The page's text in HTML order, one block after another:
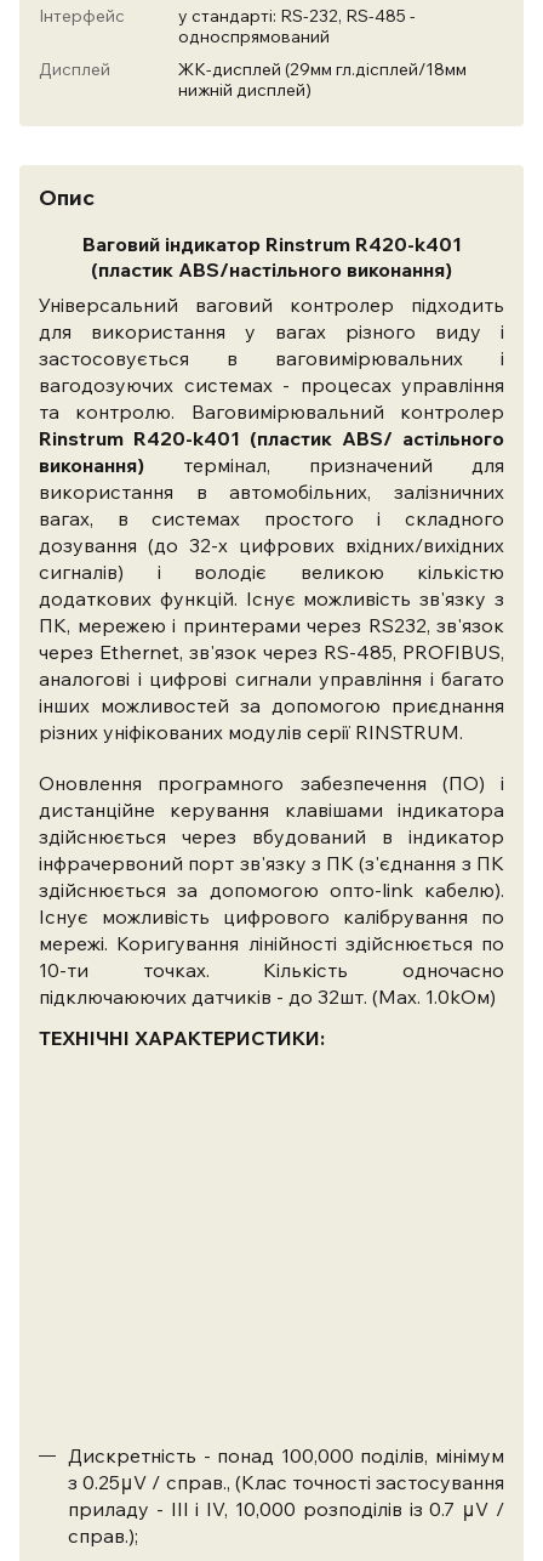
Інтерфейс
у стандарті: RS-232, RS-485 -
односпрямований
Дисплей
ЖК-дисплей (29мм гл.дісплей/18мм
нижній дисплей)
Опис
Ваговий індикатор Rinstrum R420-k401
(пластик ABS/настільного виконання)
Універсальний ваговий контролер підходить
для використання у вагах різного виду і
застосовується в ваговимірювальних і
вагодозуючих системах - процесах управління
та контролю. Ваговимірювальний контролер
Rinstrum R420-k401 (пластик ABS/ астільного
виконання) термінал, призначений для
використання в автомобільних, залізничних
вагах, в системах простого і складного
дозування (до 32-х цифрових вхідних/вихідних
сигналів) і володіє великою кількістю
додаткових функцій. Існує можливість зв'язку з
ПК, мережею і принтерами через RS232, зв'язок
через Ethernet, зв'язок через RS-485, PROFIBUS,
аналогові і цифрові сигнали управління і багато
інших можливостей за допомогою приєднання
різних уніфікованих модулів серії RINSTRUM.
Оновлення програмного забезпечення (ПО) і
дистанційне керування клавішами індикатора
здійснюється через вбудований в індикатор
інфрачервоний порт зв'язку з ПК (з'єднання з ПК
здійснюється за допомогою опто-link кабелю).
Існує можливість цифрового калібрування по
мережі. Коригування лінійності здійснюється по
10-ти точках. Кількість одночасно
підключаюючих датчиків - до 32шт. (Max. 1.0kОм)
ТЕХНІЧНІ ХАРАКТЕРИСТИКИ:
Дискретність - понад 100,000 поділів, мінімум
з 0.25μV / справ., (Клас точності застосування
приладу - III і IV, 10,000 розподілів із 0.7 μV /
справ.);